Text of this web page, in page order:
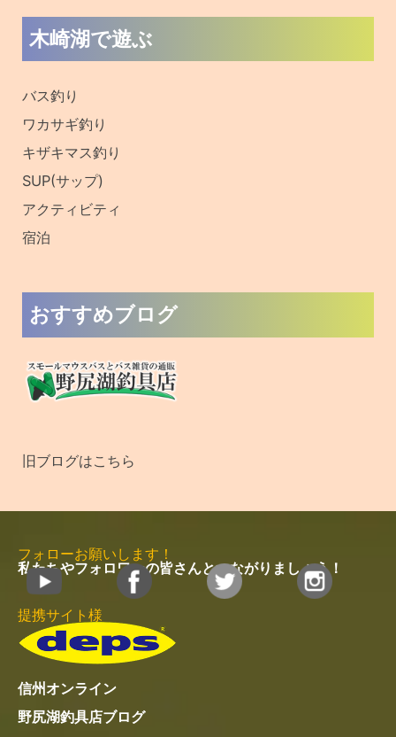
象
木崎湖で遊ぶ
バス釣り
ワカサギ釣り
キザキマス釣り
SUP(サップ)
アクティビティ
宿泊
おすすめブログ
旧ブログはこちら
フォローお願いします！
私たちやフォロワーの皆さんとつながりましょう！
提携サイト様
信州オンライン
野尻湖釣具店ブログ